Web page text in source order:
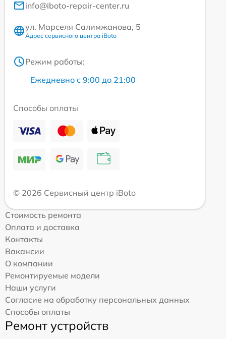
info@iboto-repair-center.ru
ул. Марселя Салимжанова, 5
Адрес сервисного центра iBoto
Режим работы:
Ежедневно с 9:00 до 21:00
Способы оплаты
© 2026 Сервисный центр iBoto
Стоимость ремонта
Оплата и доставка
Контакты
Вакансии
О компании
Ремонтируемые модели
Наши услуги
Согласие на обработку персональных данных
Способы оплаты
Ремонт устройств